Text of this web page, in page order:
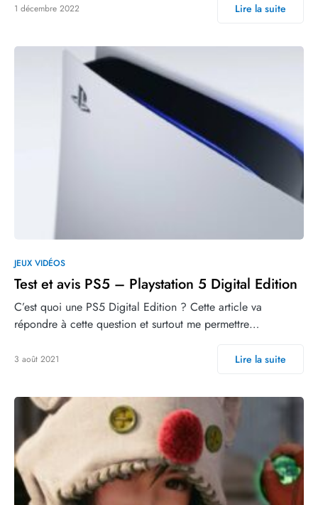
1 décembre 2022 Lire la suite
JEUX VIDÉOS
Test et avis PS5 – Playstation 5 Digital Edition
C’est quoi une PS5 Digital Edition ? Cette article va
répondre à cette question et surtout me permettre…
3 août 2021 Lire la suite